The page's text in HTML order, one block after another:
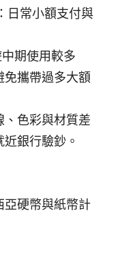
日常小額支付與
期使用較多
攜帶過多大額
、色彩與材質差
銀行驗鈔。
亞硬幣與紙幣計